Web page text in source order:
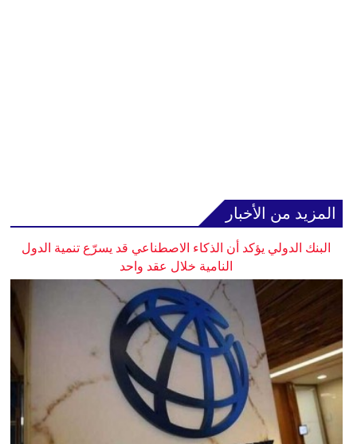
المزيد من الأخبار
البنك الدولي يؤكد أن الذكاء الاصطناعي قد يسرّع تنمية الدول
النامية خلال عقد واحد